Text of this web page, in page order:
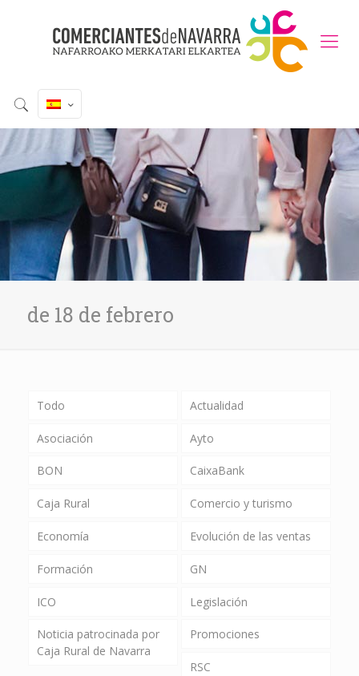
de 18 de febrero
Todo Actualidad
Asociación Ayto
BON CaixaBank
Caja Rural Comercio y turismo
Economía Evolución de las ventas
Formación GN
ICO Legislación
Noticia patrocinada por
Caja Rural de Navarra
Promociones
RSC